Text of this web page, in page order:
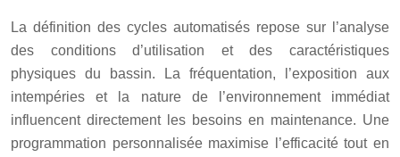
La définition des cycles automatisés repose sur l’analyse
des conditions d’utilisation et des caractéristiques
physiques du bassin. La fréquentation, l’exposition aux
intempéries et la nature de l’environnement immédiat
influencent directement les besoins en maintenance. Une
programmation personnalisée maximise l’efficacité tout en